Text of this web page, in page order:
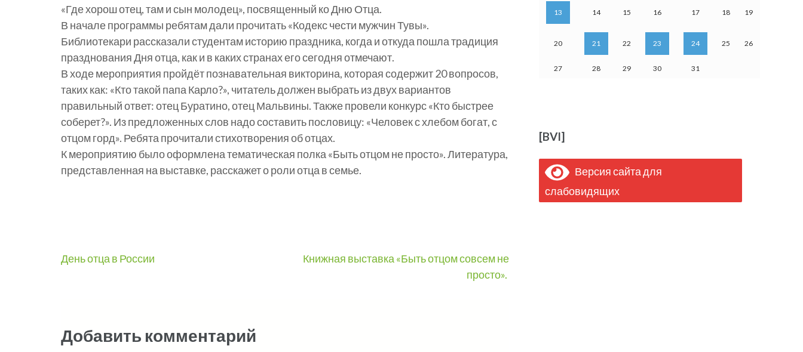
«Где хорош отец, там и сын молодец», посвященный ко Дню Отца.
В начале программы ребятам дали прочитать «Кодекс чести мужчин Тувы».
Библиотекари рассказали студентам историю праздника, когда и откуда пошла традиция
празднования Дня отца, как и в каких странах его сегодня отмечают.
В ходе мероприятия пройдёт познавательная викторина, которая содержит 20 вопросов,
таких как: «Кто такой папа Карло?», читатель должен выбрать из двух вариантов
правильный ответ: отец Буратино, отец Мальвины. Также провели конкурс «Кто быстрее
соберет?». Из предложенных слов надо составить пословицу: «Человек с хлебом богат, с
отцом горд». Ребята прочитали стихотворения об отцах.
К мероприятию было оформлена тематическая полка «Быть отцом не просто». Литература,
представленная на выставке, расскажет о роли отца в семье.
Навигация
День отца в России
Книжная выставка «Быть отцом совсем не
просто».
Добавить комментарий
13 14 15 16 17 18 19
20 21 22 23 24 25 26
27 28 29 30 31
[BVI]
Версия сайта для
слабовидящих